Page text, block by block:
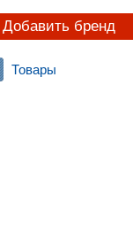
Добавить бренд
Товары